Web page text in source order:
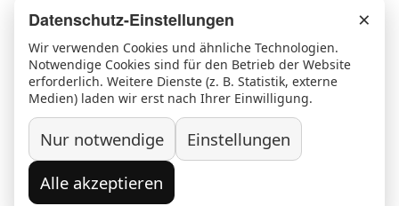
Ansprechpartner Kontakt Beschwerde/Lob
Datenschutz Grundsatzerklärung nach LkSG
Widerruf/Kündigung
Impressum
© 2026 Kreisverband Rosenheim
Datenschutz-Einstellungen ×
Wir verwenden Cookies und ähnliche Technologien.
Notwendige Cookies sind für den Betrieb der Website
erforderlich. Weitere Dienste (z. B. Statistik, externe
Medien) laden wir erst nach Ihrer Einwilligung.
Nur notwendige
Einstellungen
Alle akzeptieren